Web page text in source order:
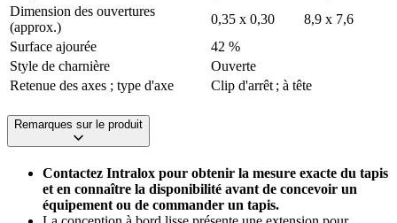
Dimension des ouvertures
(approx.)
0,35 x 0,30
8,9 x 7,6
Surface ajourée
42 %
Style de charnière
Ouverte
Retenue des axes ; type d'axe
Clip d'arrêt ; à tête
Remarques sur le produit
Contactez Intralox pour obtenir la mesure exacte du tapis
et en connaître la disponibilité avant de concevoir un
équipement ou de commander un tapis.